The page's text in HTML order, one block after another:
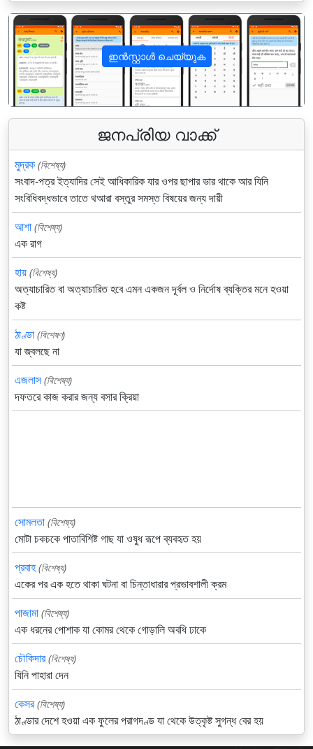
ഇൻസ്റ്റാൾ ചെയ്യുക
पिछला अगला
ജനപ്രിയ വാക്ക്
মুদ্রক (বিশেষ্য)
সংবাদ-পত্র ইত্যাদির সেই আধিকারিক যার ওপর ছাপার ভার থাকে আর যিনি
সংবিধিবদ্ধভাবে তাতে থআরা বস্তুর সমস্ত বিষয়ের জন্য দায়ী
আশা (বিশেষ্য)
এক রাগ
হায় (বিশেষ্য)
অত্যাচারিত বা অত্যাচারিত হবে এমন একজন দূর্বল ও নির্দোষ ব্যক্তির মনে হওয়া
কষ্ট
ঠাণ্ডা (বিশেষণ)
যা জ্বলছে না
এজলাস (বিশেষ্য)
দফতরে কাজ করার জন্য বসার ক্রিয়া
সোমলতা (বিশেষ্য)
মোটা চকচকে পাতাবিশিষ্ট গাছ যা ওষুধ রূপে ব্যবহৃত হয়
প্রবাহ (বিশেষ্য)
একের পর এক হতে থাকা ঘটনা বা চিন্তাধারার প্রভাবশালী ক্রম
পাজামা (বিশেষ্য)
এক ধরনের পোশাক যা কোমর থেকে গোড়ালি অবধি ঢাকে
চৌকিদার (বিশেষ্য)
যিনি পাহারা দেন
কেসর (বিশেষ্য)
ঠাণ্ডার দেশে হওয়া এক ফুলের পরাগদণ্ড যা থেকে উত্কৃষ্ট সুগন্ধ বের হয়